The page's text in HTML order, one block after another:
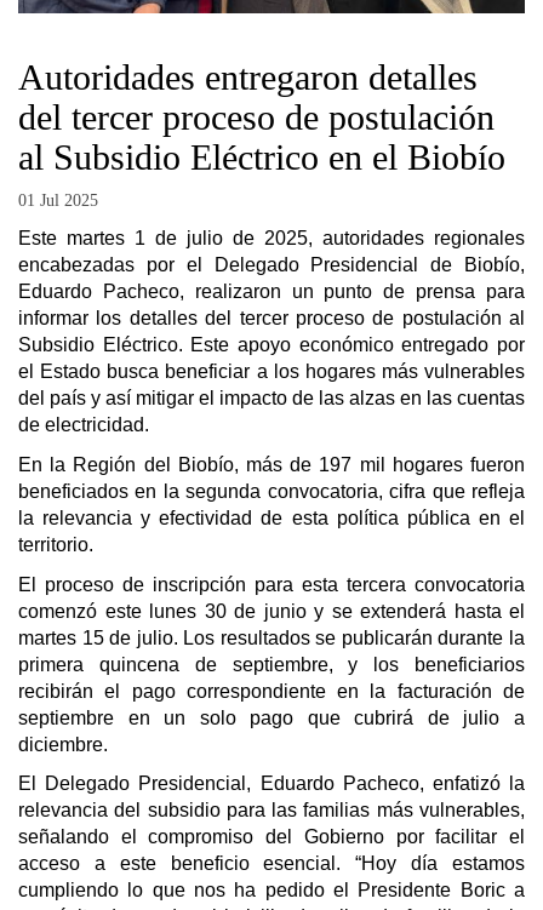
Autoridades entregaron detalles
del tercer proceso de postulación
al Subsidio Eléctrico en el Biobío
01 Jul 2025
Este martes 1 de julio de 2025, autoridades regionales
encabezadas por el Delegado Presidencial de Biobío,
Eduardo Pacheco, realizaron un punto de prensa para
informar los detalles del tercer proceso de postulación al
Subsidio Eléctrico. Este apoyo económico entregado por
el Estado busca beneficiar a los hogares más vulnerables
del país y así mitigar el impacto de las alzas en las cuentas
de electricidad.
En la Región del Biobío, más de 197 mil hogares fueron
beneficiados en la segunda convocatoria, cifra que refleja
la relevancia y efectividad de esta política pública en el
territorio.
El proceso de inscripción para esta tercera convocatoria
comenzó este lunes 30 de junio y se extenderá hasta el
martes 15 de julio. Los resultados se publicarán durante la
primera quincena de septiembre, y los beneficiarios
recibirán el pago correspondiente en la facturación de
septiembre en un solo pago que cubrirá de julio a
diciembre.
El Delegado Presidencial, Eduardo Pacheco, enfatizó la
relevancia del subsidio para las familias más vulnerables,
señalando el compromiso del Gobierno por facilitar el
acceso a este beneficio esencial. “Hoy día estamos
cumpliendo lo que nos ha pedido el Presidente Boric a